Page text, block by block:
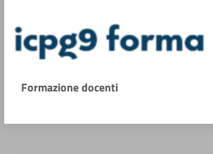
Formazione docenti